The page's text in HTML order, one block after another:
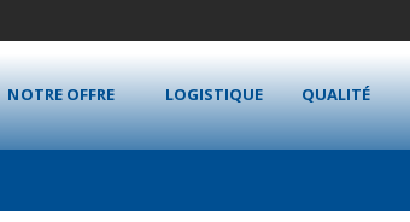
NOTRE OFFRE LOGISTIQUE QUALITÉ